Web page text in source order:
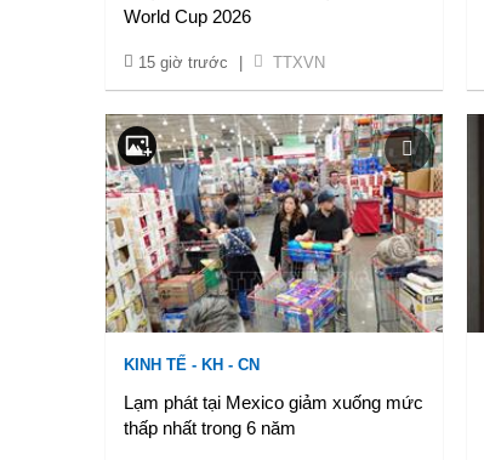
World Cup 2026
15 giờ trước TTXVN
KINH TẾ - KH - CN
Lạm phát tại Mexico giảm xuống mức
thấp nhất trong 6 năm